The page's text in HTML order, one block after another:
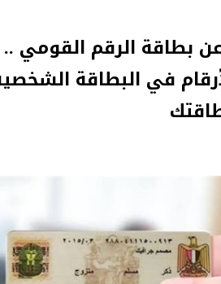
بطاقة الرقم القومي
في البطاقة